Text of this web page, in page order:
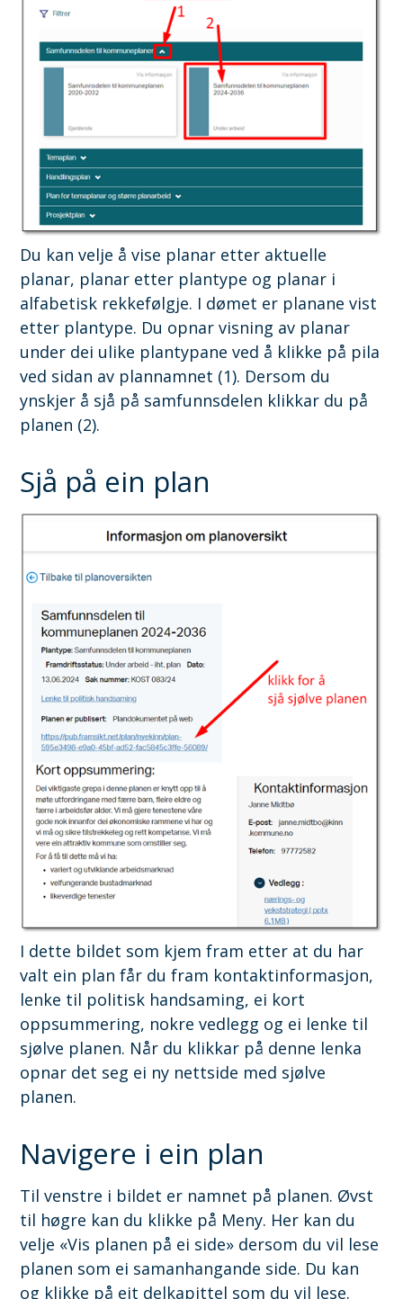
Du kan velje å vise planar etter aktuelle
planar, planar etter plantype og planar i
alfabetisk rekkefølgje. I dømet er planane vist
etter plantype. Du opnar visning av planar
under dei ulike plantypane ved å klikke på pila
ved sidan av plannamnet (1). Dersom du
ynskjer å sjå på samfunnsdelen klikkar du på
planen (2).
Sjå på ein plan
I dette bildet som kjem fram etter at du har
valt ein plan får du fram kontaktinformasjon,
lenke til politisk handsaming, ei kort
oppsummering, nokre vedlegg og ei lenke til
sjølve planen. Når du klikkar på denne lenka
opnar det seg ei ny nettside med sjølve
planen.
Navigere i ein plan
Til venstre i bildet er namnet på planen. Øvst
til høgre kan du klikke på Meny. Her kan du
velje «Vis planen på ei side» dersom du vil lese
planen som ei samanhangande side. Du kan
og klikke på eit delkapittel som du vil lese.